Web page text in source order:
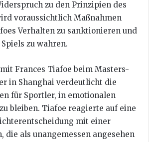
zu den Prinzipien des
voraussichtlich Maßnahmen
Verhalten zu sanktionieren und
zu wahren.
Frances Tiafoe beim Masters-
in Shanghai verdeutlicht die
für Sportler, in emotionalen
bleiben. Tiafoe reagierte auf eine
mit einer
die als unangemessen angesehen